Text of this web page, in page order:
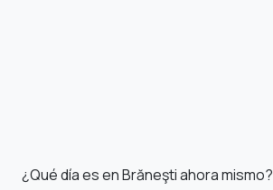
¿Qué día es en Brăneşti ahora mismo?